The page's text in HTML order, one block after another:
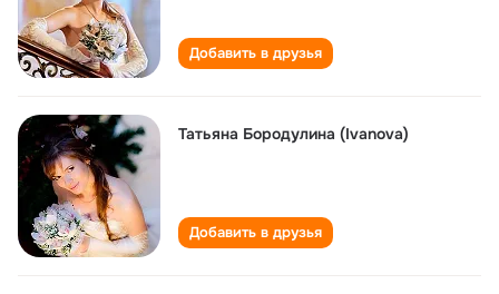
Добавить в друзья
Татьяна Бородулина (Ivanova)
Добавить в друзья